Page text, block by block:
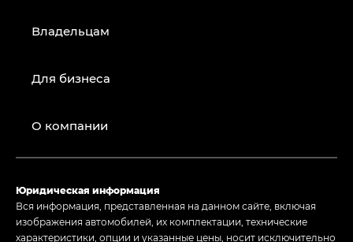
Владельцам
Для бизнеса
О компании
Юридическая информация
Вся информация, представленная на данном сайте, включая
изображения автомобилей, их комплектации, технические
характеристики, опции и указанные цены, носит исключительно